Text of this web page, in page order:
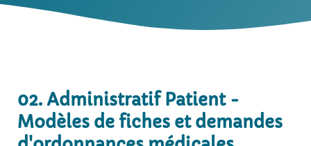
02. Administratif Patient -
Modèles de fiches et demandes